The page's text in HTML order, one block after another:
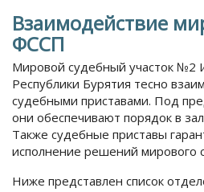
Взаимодействие
ФССП
Мировой судебный участок №2
Республики Бурятия тесно
судебными приставами. Под
они обеспечивают порядок в
Также судебные приставы
исполнение решений мирового
Ниже представлен список